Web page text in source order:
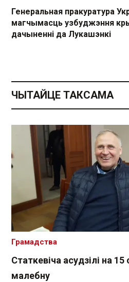
Генеральная пракуратура
магчымасць узбуджэння
дачыненні да Лукашэнкі
ЧЫТАЙЦЕ ТАКСАМА
Статкевіча асудзілі на 15
малебну
Грамадства